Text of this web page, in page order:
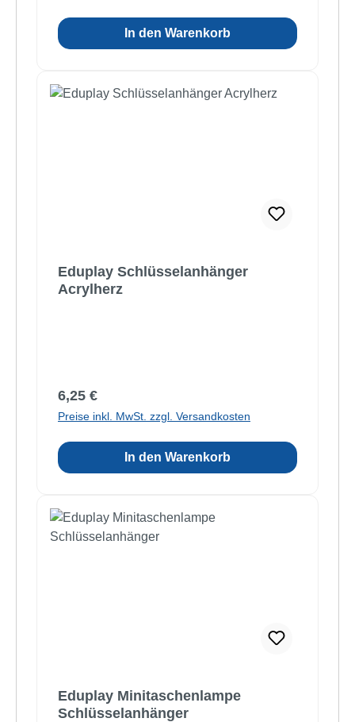
In den Warenkorb
Eduplay Schlüsselanhänger
Acrylherz
Regulärer Preis:
6,25 €
Preise inkl. MwSt. zzgl. Versandkosten
In den Warenkorb
Eduplay Minitaschenlampe
Schlüsselanhänger